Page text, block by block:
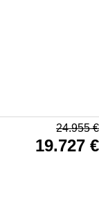
24.955€
19.727 €